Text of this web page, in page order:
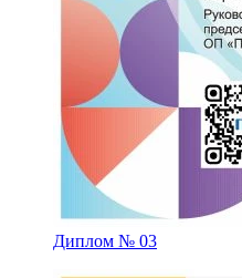
Диплом № 03